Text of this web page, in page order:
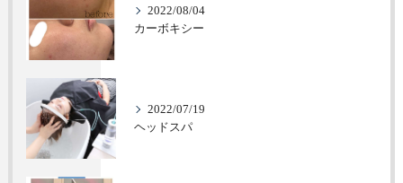
2022/08/04
カーボキシー
2022/07/19
ヘッドスパ